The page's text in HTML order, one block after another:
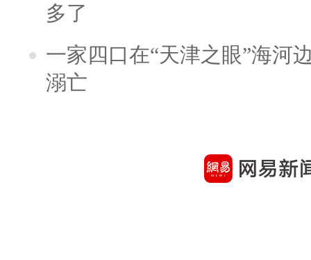
多了
一家四口在“天津之眼”海河
溺亡